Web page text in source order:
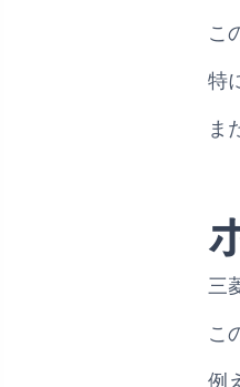
こ
特
ま
三
こ
例